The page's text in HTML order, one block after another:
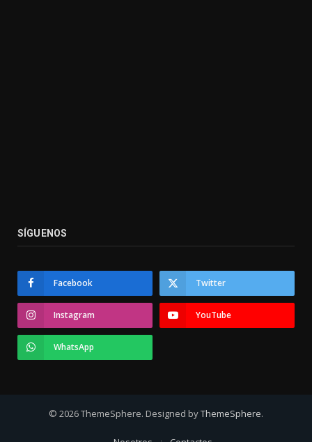
SÍGUENOS
Facebook Twitter
Instagram YouTube
WhatsApp
© 2026 ThemeSphere. Designed byThemeSphere.